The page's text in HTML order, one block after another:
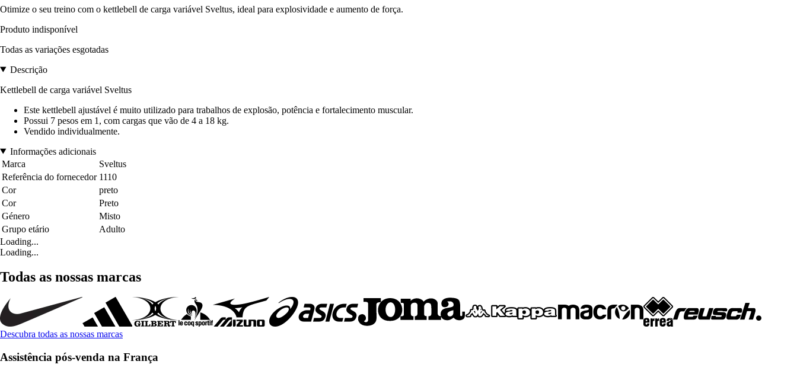
Otimize o seu treino com o kettlebell de carga variável Sveltus, ideal para explosividade e aumento de força.
Produto indisponível
Todas as variações esgotadas
Descrição
Kettlebell de carga variável Sveltus
Este kettlebell ajustável é muito utilizado para trabalhos de explosão, potência e fortalecimento muscular.
Possui 7 pesos em 1, com cargas que vão de 4 a 18 kg.
Vendido individualmente.
Informações adicionais
Marca
Sveltus
Referência do fornecedor 1110
Cor
preto
Cor
Preto
Género
Misto
Grupo etário
Adulto
Loading...
Loading...
Todas as nossas marcas
Descubra todas as nossas marcas
Assistência pós-venda na França